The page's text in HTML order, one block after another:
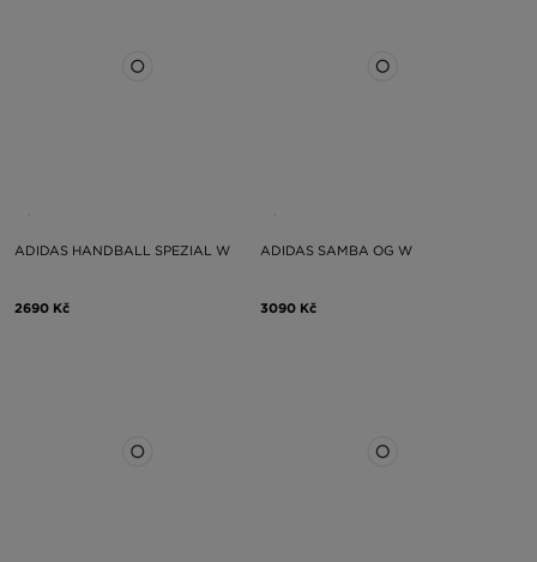
ADIDAS HANDBALL SPEZIAL W
2690 Kč
ADIDAS SAMBA OG W
3090 Kč